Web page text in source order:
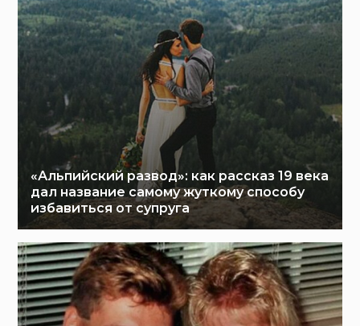
«Альпийский развод»: как рассказ 19 века
дал название самому жуткому способу
избавиться от супруга